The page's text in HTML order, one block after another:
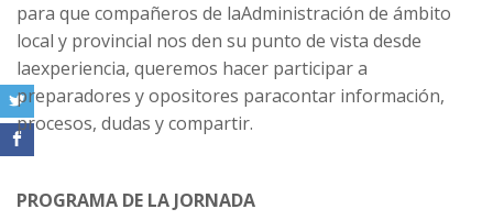
para que compañeros de laAdministración de ámbito
local y provincial nos den su punto de vista desde
laexperiencia, queremos hacer participar a
preparadores y opositores paracontar información,
procesos, dudas y compartir.
PROGRAMA DE LA JORNADA